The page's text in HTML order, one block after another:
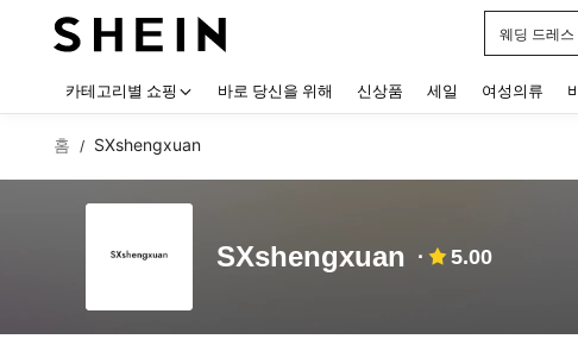
웨딩 드레스
카테고리별 쇼핑 바로 당신을 위해 신상품 세일 여성의류
홈 / SXshengxuan
SXshengxuan 5.00